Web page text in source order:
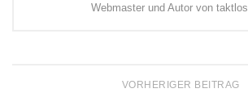
Webmaster und Autor von taktlos
VORHERIGER BEITRAG